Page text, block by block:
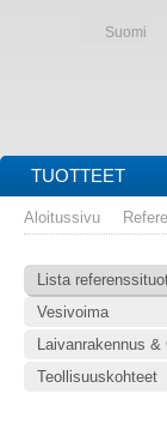
Suomi
TUOTTEET
Aloitussivu
Lista
Vesivoima
Laivanrakennus &
Teollisuuskohteet